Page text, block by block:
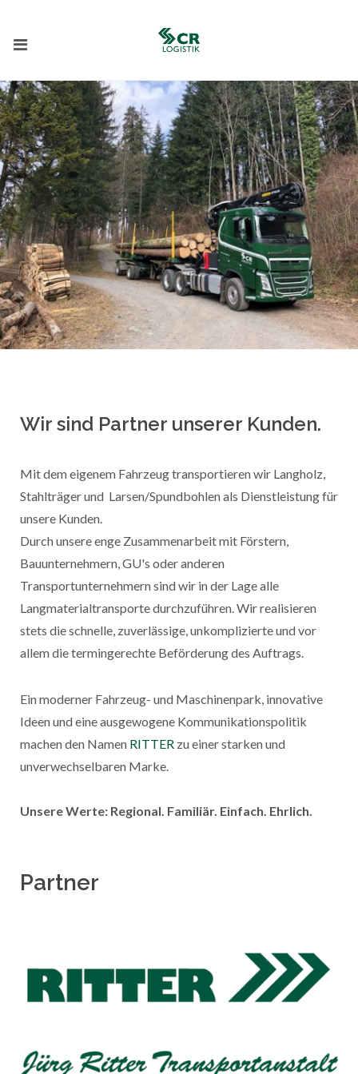
Wir sind Partner unserer Kunden.
Mit dem eigenem Fahrzeug transportieren wir Langholz,
Stahlträger und Larsen/Spundbohlen als Dienstleistung für
unsere Kunden.
Durch unsere enge Zusammenarbeit mit Förstern,
Bauunternehmern, GU's oder anderen
Transportunternehmern sind wir in der Lage alle
Langmaterialtransporte durchzuführen. Wir realisieren
stets die schnelle, zuverlässige, unkomplizierte und vor
allem die termingerechte Beförderung des Auftrags.
Ein moderner Fahrzeug- und Maschinenpark, innovative
Ideen und eine ausgewogene Kommunikationspolitik
machen den Namen RITTER zu einer starken und
unverwechselbaren Marke.
Unsere Werte: Regional. Familiär. Einfach. Ehrlich.
Partner